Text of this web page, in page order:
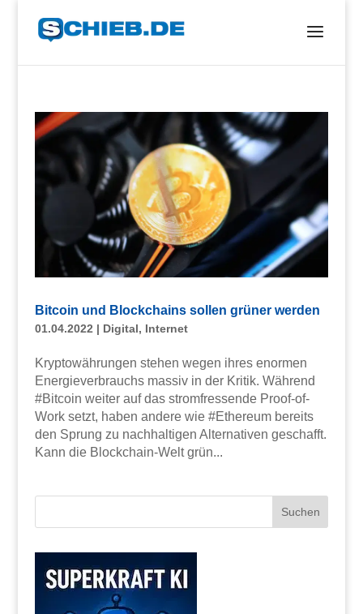
Bitcoin und Blockchains sollen grüner werden
01.04.2022 | Digital, Internet
Kryptowährungen stehen wegen ihres enormen
Energieverbrauchs massiv in der Kritik. Während
#Bitcoin weiter auf das stromfressende Proof-of-
Work setzt, haben andere wie #Ethereum bereits
den Sprung zu nachhaltigen Alternativen geschafft.
Kann die Blockchain-Welt grün...